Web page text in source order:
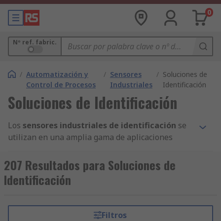
0
Nº ref. fabric.
/ Automatización y
Control de Procesos
/ Sensores
Industriales
/ Soluciones de
Identificación
Soluciones de Identificación
Los sensores industriales de identificación se
utilizan en una amplia gama de aplicaciones
tecnología de detección. Las soluciones de
identificación, como la tecnología RFID, se puede
utilizar para detectar un objeto desde varias
En RS, ofrecemos una amplia gama de soluciones
207 Resultados para Soluciones de
Identificación
Filtros